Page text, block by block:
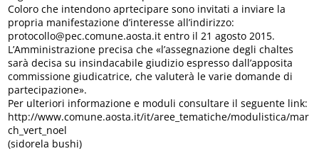
Coloro che intendono aprtecipare sono invitati a inviare la
propria manifestazione d’interesse all’indirizzo:
protocollo@pec.comune.aosta.it entro il 21 agosto 2015.
L’Amministrazione precisa che «l’assegnazione degli chaltes
sarà decisa su insindacabile giudizio espresso dall’apposita
commissione giudicatrice, che valuterà le varie domande di
partecipazione».
Per ulteriori informazione e moduli consultare il seguente link:
http://www.comune.aosta.it/it/aree_tematiche/modulistica/mar
ch_vert_noel
(sidorela bushi)